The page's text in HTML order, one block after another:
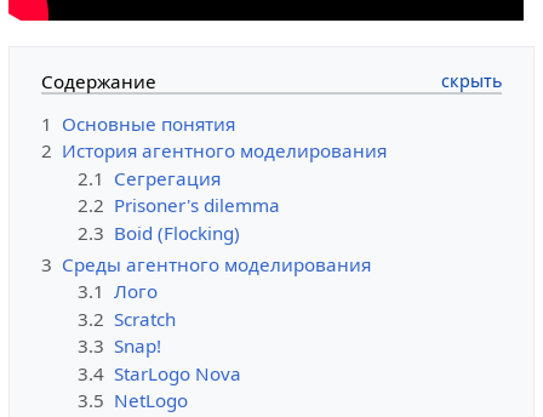
Содержание
1 Основные понятия
2 История агентного моделирования
2.1 Сегрегация
2.2 Prisoner's dilemma
2.3 Boid (Flocking)
3 Среды агентного моделирования
3.1 Лого
3.2 Scratch
3.3 Snap!
3.4 StarLogo Nova
3.5 NetLogo